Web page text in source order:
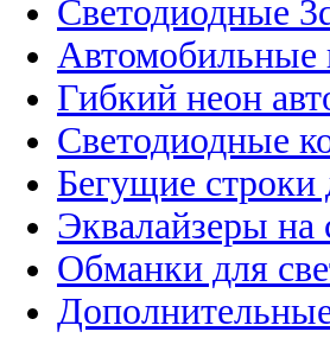
Светодиодные
Автомобильные
Гибкий неон
Светодиодные
Бегущие строки
Эквалайзеры на
Обманки для